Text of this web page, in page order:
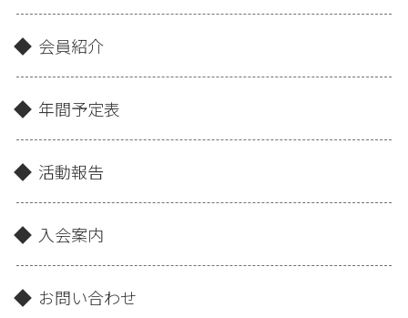
会員紹介
年間予定表
活動報告
入会案内
お問い合わせ